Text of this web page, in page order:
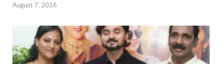
August 7, 2026